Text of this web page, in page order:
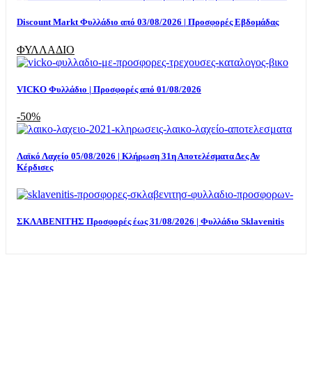
Discount Markt Φυλλάδιο από 03/08/2026 | Προσφορές Εβδομάδας
ΦΥΛΛΑΔΙΟ
VICKO Φυλλάδιο | Προσφορές από 01/08/2026
-50%
Λαϊκό Λαχείο 05/08/2026 | Κλήρωση 31η Αποτελέσματα Δες Αν
Κέρδισες
ΣΚΛΑΒΕΝΙΤΗΣ Προσφορές έως 31/08/2026 | Φυλλάδιο Sklavenitis